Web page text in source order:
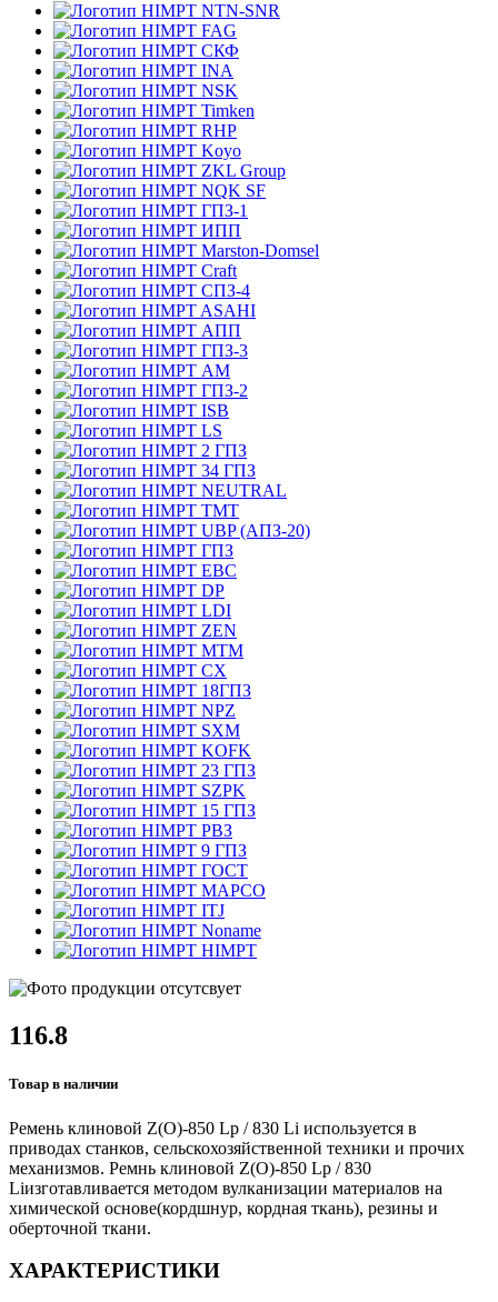
NTN-SNR
FAG
СКФ
INA
NSK
Timken
RHP
Koyo
ZKL Group
NQK SF
ГПЗ-1
ИПП
Marston-Domsel
Craft
СПЗ-4
ASAHI
АПП
ГПЗ-3
АМ
ГПЗ-2
ISB
LS
2 ГПЗ
34 ГПЗ
NEUTRAL
TMT
UBP (АПЗ-20)
ГПЗ
EBC
DP
LDI
ZEN
MTM
CX
18ГПЗ
NPZ
SXM
KOFK
23 ГПЗ
SZPK
15 ГПЗ
РВЗ
9 ГПЗ
ГОСТ
MAPCO
ITJ
Noname
HIMPT
116.8
Товар в наличии
Ремень клиновой Z(О)-850 Lp / 830 Li используется в
приводах станков, сельскохозяйственной техники и прочих
механизмов. Ремнь клиновой Z(О)-850 Lp / 830
Liизготавливается методом вулканизации материалов на
химической основе(кордшнур, кордная ткань), резины и
оберточной ткани.
ХАРАКТЕРИСТИКИ